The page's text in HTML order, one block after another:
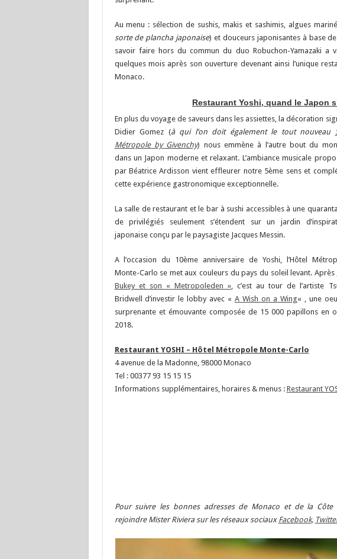
Au menu : sélection de sushis, makis et sashimis, algues
sorte de plancha japonaise) et douceurs japonisantes à base
savoir faire hors du commun du duo Robuchon-Yamazaki a
quelques mois après son ouverture devenant ainsi l’unique
Monaco.
Restaurant Yoshi, quand le Japon
En plus du voyage de saveurs dans les assiettes, la décoration
Didier Gomez (à qui l’on doit également le tout nouveau
Métropole by Givenchy) nous emmène à l’autre bout du
dans un Japon moderne et relaxant. L’ambiance musicale
par Béatrice Ardisson vient effleurer notre 5ème sens et
cette expérience gastronomique exceptionnelle.
La salle de restaurant et le bar à sushi accessibles à une
de privilégiés seulement s’étendent sur un jardin
japonaise conçu par le paysagiste Jacques Messin.
A l’occasion du 10ème anniversaire de Yoshi, l’Hôtel
Monte-Carlo se met aux couleurs du pays du soleil levant. Après
Bukey et son « Metropoleden », c’est au tour de l’artiste
Bridwell d’investir le lobby avec «A Wish on a Wing« , une
surprenante et émouvante composée de 15 000 papillons en
2018.
Restaurant YOSHI – Hôtel Métropole Monte-Carlo
4 avenue de la Madonne, 98000 Monaco
Tel : 00377 93 15 15 15
Informations supplémentaires, horaires & menus : Restaurant
Pour suivre les bonnes adresses de Monaco et de la Côte
rejoindre Mister Riviera sur les réseaux sociaux Facebook,